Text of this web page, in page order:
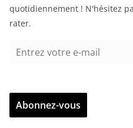
quotidiennement ! N'hésitez
rater.
r
z
Abonnez-vous